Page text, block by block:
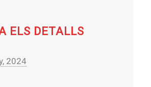
ELS DETALLS
2024